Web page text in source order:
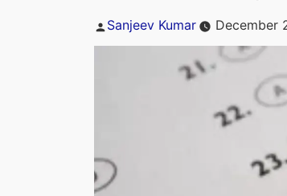
Posted
Sanjeev Kumar December